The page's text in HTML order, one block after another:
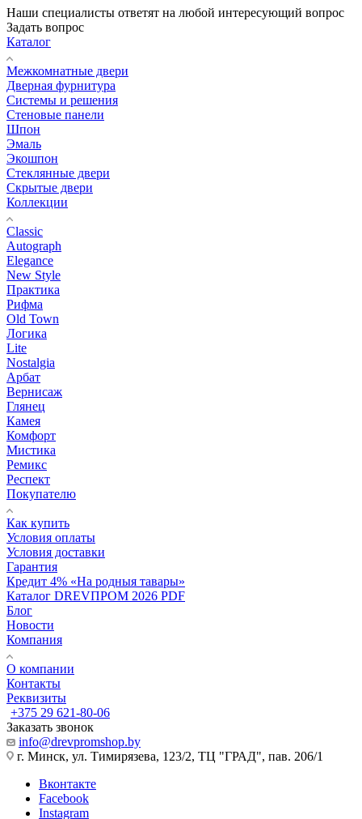
Наши специалисты ответят на любой интересующий вопрос
Задать вопрос
Каталог
Межкомнатные двери
Дверная фурнитура
Системы и решения
Стеновые панели
Шпон
Эмаль
Экошпон
Стеклянные двери
Скрытые двери
Коллекции
Classic
Autograph
Elegance
New Style
Практика
Рифма
Old Town
Логика
Lite
Nostalgia
Арбат
Вернисаж
Глянец
Камея
Комфорт
Мистика
Ремикс
Респект
Покупателю
Как купить
Условия оплаты
Условия доставки
Гарантия
Кредит 4% «На родныя тавары»
Каталог DREVПРОМ 2026 PDF
Блог
Новости
Компания
О компании
Контакты
Реквизиты
+375 29 621-80-06
Заказать звонок
info@drevpromshop.by
г. Минск, ул. Тимирязева, 123/2, ТЦ "ГРАД", пав. 206/1
Вконтакте
Facebook
Instagram